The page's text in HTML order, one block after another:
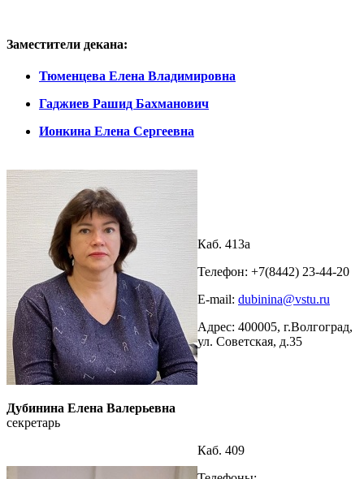
Заместители декана:
Тюменцева Елена Владимировна
Гаджиев Рашид Бахманович
Ионкина Елена Сергеевна
Дубинина Елена Валерьевна
секретарь
Каб. 413а
Телефон: +7(8442) 23-44-20
E-mail: dubinina@vstu.ru
Адрес: 400005, г.Волгоград,
ул. Советская, д.35
Каб. 409